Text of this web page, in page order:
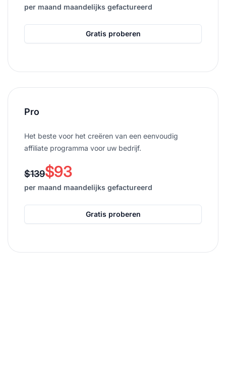
per maand maandelijks gefactureerd
Gratis proberen
Pro
Het beste voor het creëren van een eenvoudig
affiliate programma voor uw bedrijf.
$139$93
per maand maandelijks gefactureerd
Gratis proberen